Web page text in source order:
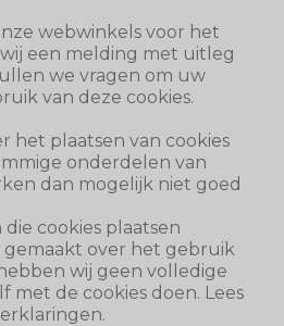
webwinkels voor het
een melding met uitleg
we vragen om uw
van deze cookies.
het plaatsen van cookies
onderdelen van
dan mogelijk niet goed
cookies plaatsen
gemaakt over het gebruik
wij geen volledige
met de cookies doen. Lees